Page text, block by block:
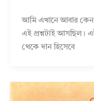
আমি এখানে আবার কেন
এই প্রশ্নটাই আসছিল।
থেকে দান হিসেবে